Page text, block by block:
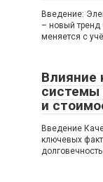
Введение:
– новый
меняется с
Влияние
системы
и
Введение
ключевых
долговечность